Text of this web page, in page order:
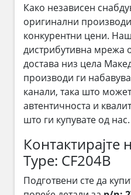
Како независен
оригинални
конкурентни цени.
дистрибутивна мрежа
достава низ цела
производи ги
канали, така што
автентичноста и
што ги купувате од нас.
Контактирајте
Type: CF204B
Подготвени сте да